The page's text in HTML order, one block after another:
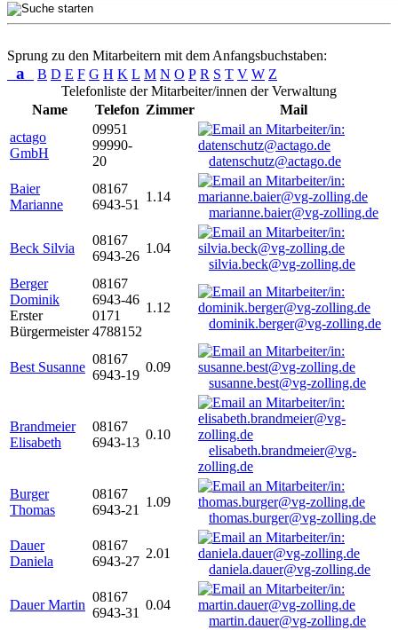
Sprung zu den Mitarbeitern mit dem Anfangsbuchstaben:
a B D E F G H K L M N O P R S T V W Z
Telefonliste der Mitarbeiter/innen der Verwaltung
Name
Telefon Zimmer
Mail
actago
GmbH
09951
99990-
20
datenschutz@actago.de
Baier
Marianne
08167
6943-51
1.14
marianne.baier@vg-zolling.de
Beck Silvia
08167
6943-26
1.04
silvia.beck@vg-zolling.de
Berger
Dominik
Erster
Bürgermeister
08167
6943-46
0171
4788152
1.12
dominik.berger@vg-zolling.de
Best Susanne
08167
6943-19
0.09
susanne.best@vg-zolling.de
Brandmeier
Elisabeth
08167
6943-13
0.10
elisabeth.brandmeier@vg-
zolling.de
Burger
Thomas
08167
6943-21
1.09
thomas.burger@vg-zolling.de
Dauer
Daniela
08167
6943-27
2.01
daniela.dauer@vg-zolling.de
Dauer Martin
08167
6943-31
0.04
martin.dauer@vg-zolling.de